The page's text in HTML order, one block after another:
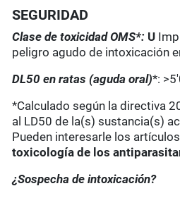
SEGURIDAD
Clase de toxicidad OMS*: U
peligro agudo de intoxicación
DL50 en ratas (aguda oral)*:
*Calculado según la directiva
al LD50 de la(s) sustancia(s)
Pueden interesarle los
toxicología de los
¿Sospecha de intoxicación?